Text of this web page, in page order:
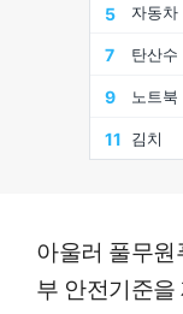
아울러 풀무
부 안전기준